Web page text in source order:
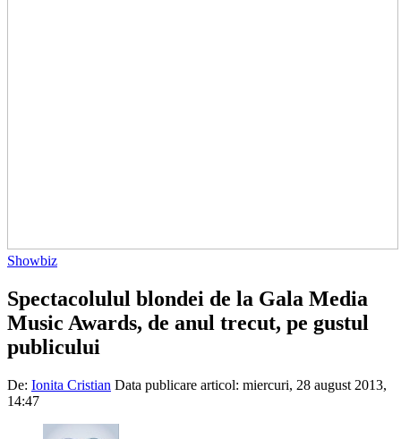
Showbiz
Spectacolulul blondei de la Gala Media
Music Awards, de anul trecut, pe gustul
publicului
De: Ionita Cristian Data publicare articol: miercuri, 28 august 2013,
14:47